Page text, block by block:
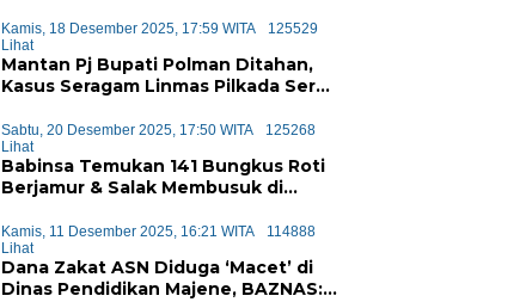
Kamis, 18 Desember 2025, 17:59 WITA
125529
Lihat
Mantan Pj Bupati Polman Ditahan,
Kasus Seragam Linmas Pilkada Seret
Sabtu, 20 Desember 2025, 17:50 WITA
125268
Lihat
Babinsa Temukan 141 Bungkus Roti
Berjamur & Salak Membusuk di
Didistribusikan ke Siswa
Kamis, 11 Desember 2025, 16:21 WITA
114888
Lihat
Dana Zakat ASN Diduga ‘Macet’ di
Dinas Pendidikan Majene, BAZNAS: